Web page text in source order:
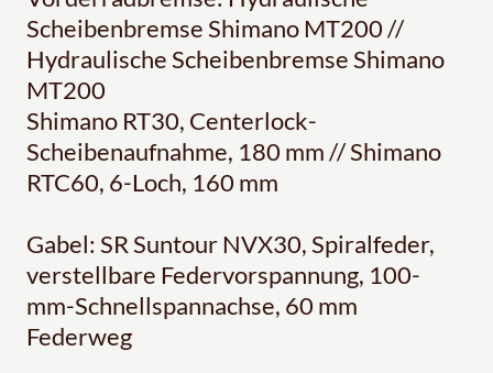
Scheibenbremse Shimano MT200 //
Hydraulische Scheibenbremse Shimano
MT200
Shimano RT30, Centerlock-
Scheibenaufnahme, 180 mm // Shimano
RTC60, 6-Loch, 160 mm
Gabel: SR Suntour NVX30, Spiralfeder,
verstellbare Federvorspannung, 100-
mm-Schnellspannachse, 60 mm
Federweg